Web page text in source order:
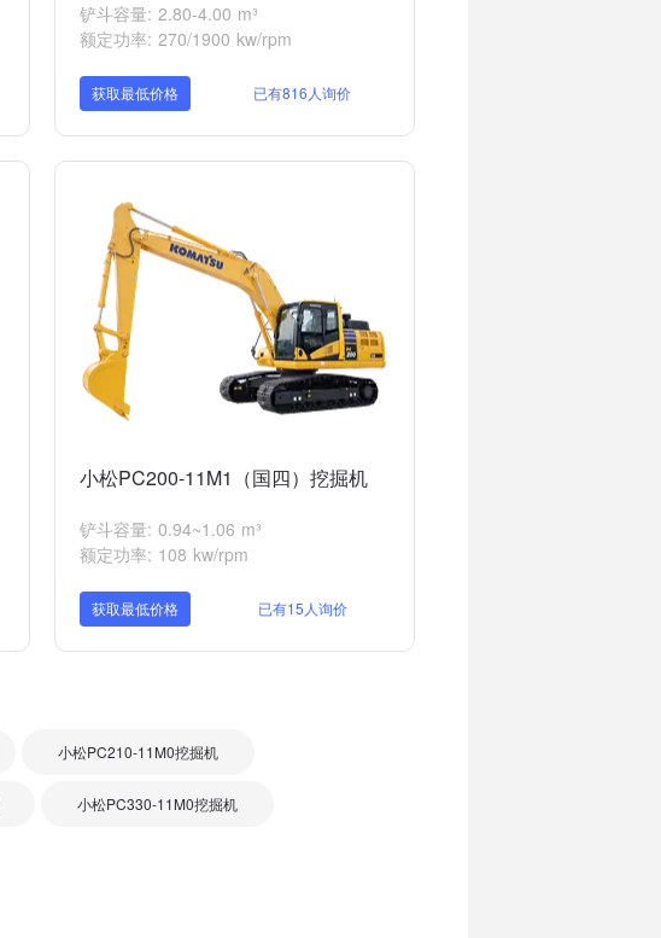
铲斗容量: 2.80-4.00 m³
额定功率: 270/1900 kw/rpm
获取最低价格 已有816人询价
小松PC200-11M1（国四）挖掘机
铲斗容量: 0.94~1.06 m³
额定功率: 108 kw/rpm
获取最低价格 已有15人询价
小松PC210-11M0挖掘机
小松PC330-11M0挖掘机